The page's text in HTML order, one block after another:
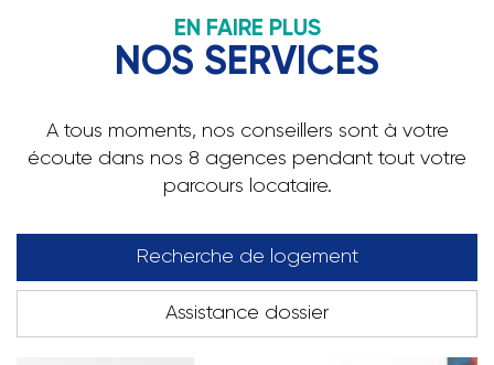
EN FAIRE PLUS
NOS SERVICES
A tous moments, nos conseillers sont à votre
écoute dans nos 8 agences pendant tout votre
parcours locataire.
Recherche de logement
Assistance dossier